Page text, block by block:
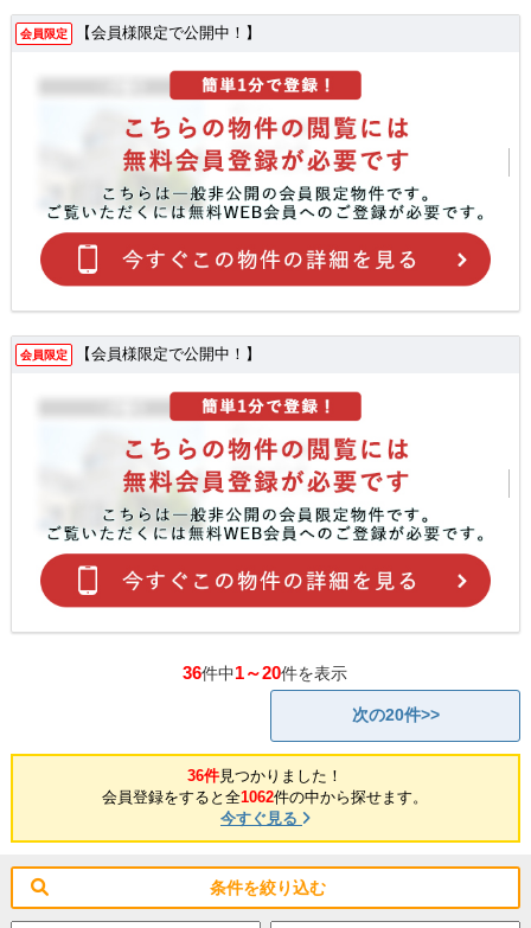
会員限定 【会員様限定で公開中！】
会員限定 【会員様限定で公開中！】
36件中1～20件を表示
次の20件>>
36件見つかりました！
会員登録をすると全1062件の中から探せます。
今すぐ見る
条件を絞り込む